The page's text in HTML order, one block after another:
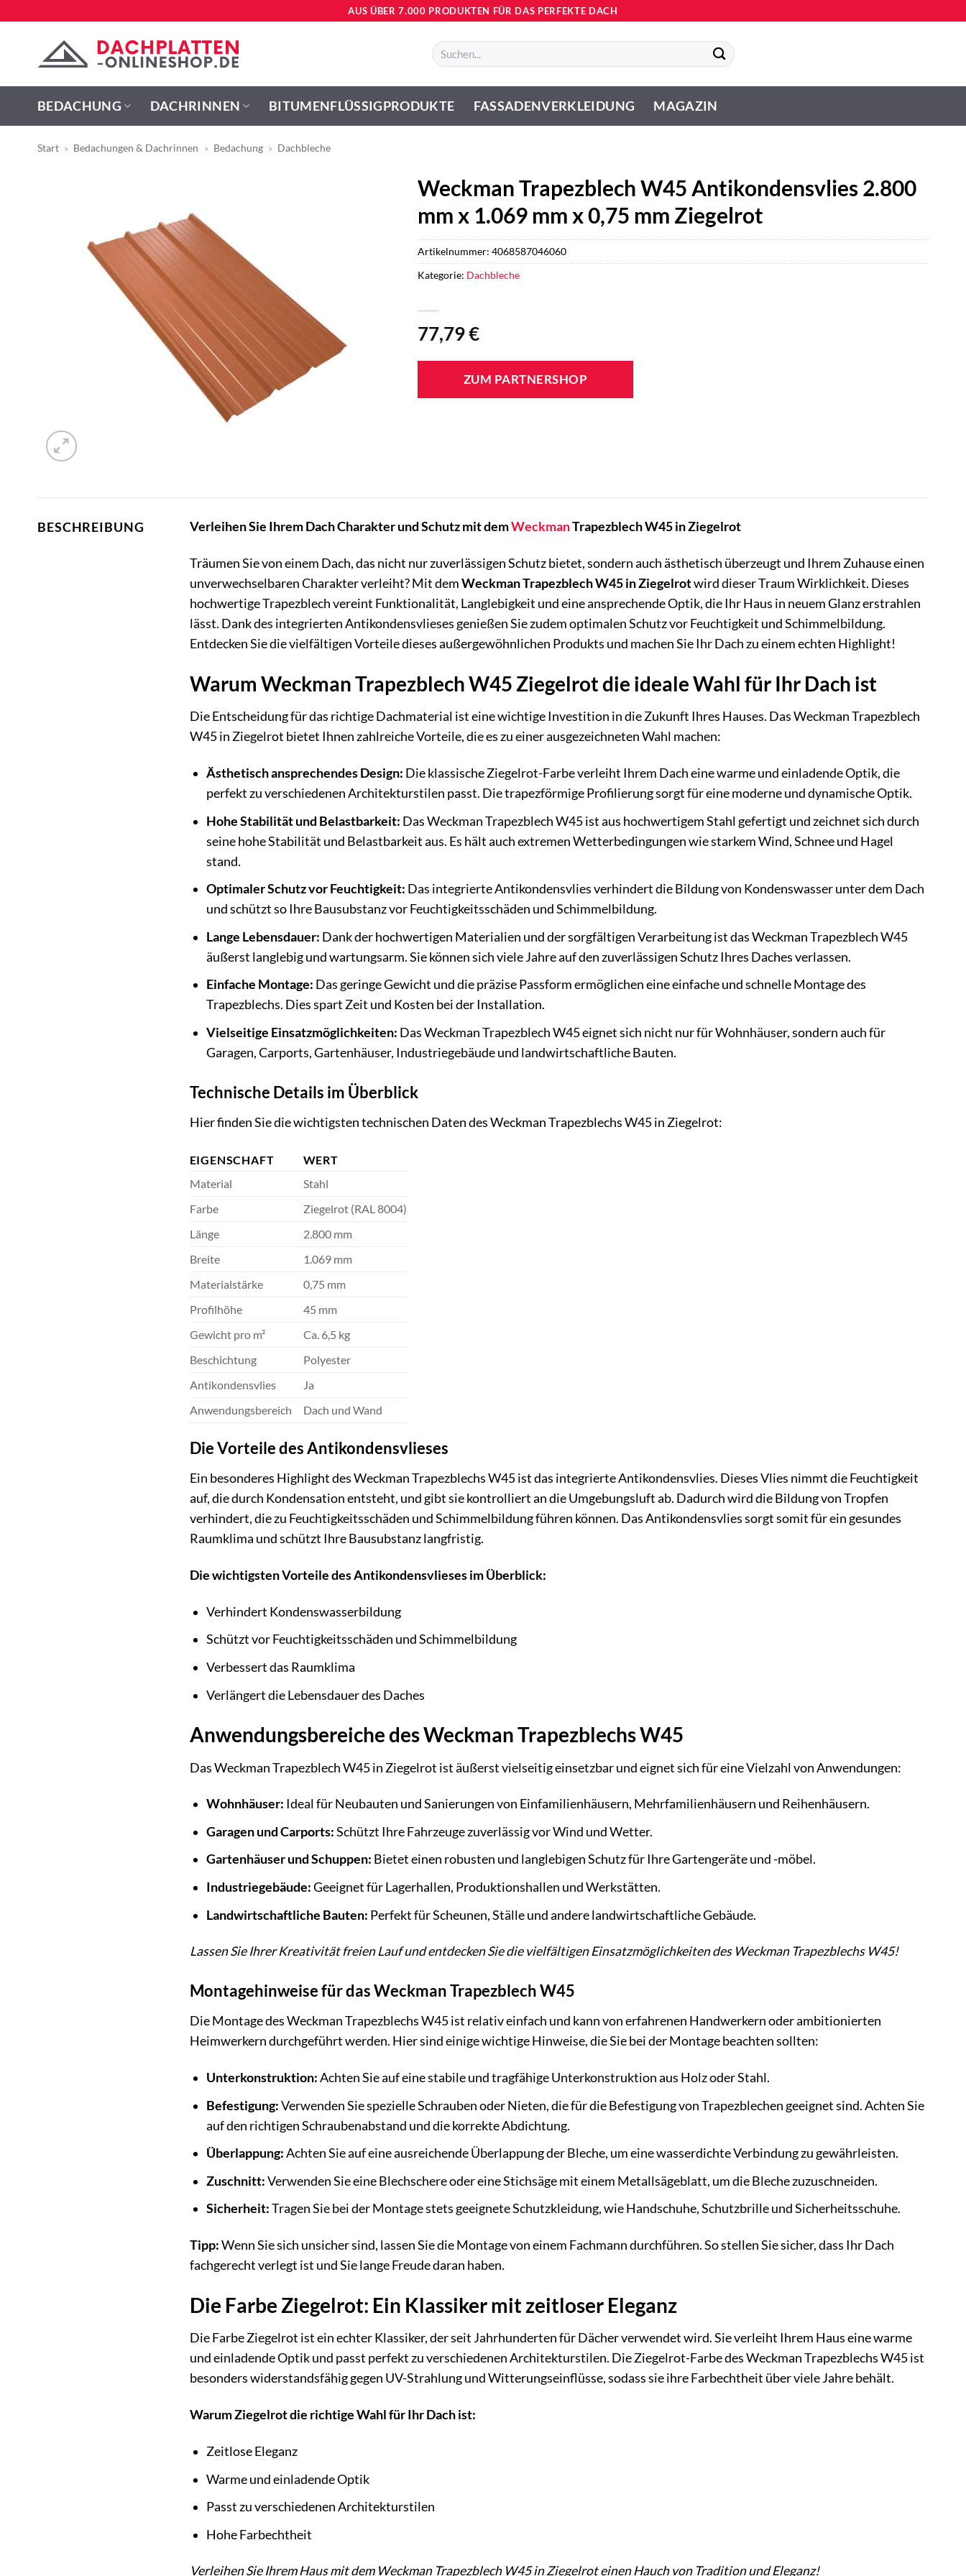
AUS ÜBER 7.000 PRODUKTEN FÜR DAS PERFEKTE DACH
Suchen
nach:
BEDACHUNG DACHRINNEN BITUMENFLÜSSIGPRODUKTE FASSADENVERKLEIDUNG MAGAZIN
Start » Bedachungen & Dachrinnen » Bedachung » Dachbleche
Weckman Trapezblech W45 Antikondensvlies 2.800
mm x 1.069 mm x 0,75 mm Ziegelrot
77,79€
ZUM PARTNERSHOP
Artikelnummer:4068587046060
Kategorie: Dachbleche
BESCHREIBUNG Verleihen Sie Ihrem Dach Charakter und Schutz mit demWeckmanTrapezblech W45 in Ziegelrot
Träumen Sie von einem Dach, das nicht nur zuverlässigen Schutz bietet, sondern auch ästhetisch überzeugt und Ihrem Zuhause einen
unverwechselbaren Charakter verleiht? Mit demWeckman Trapezblech W45 in Ziegelrotwird dieser Traum Wirklichkeit. Dieses
hochwertige Trapezblech vereint Funktionalität, Langlebigkeit und eine ansprechende Optik, die Ihr Haus in neuem Glanz erstrahlen
lässt. Dank des integrierten Antikondensvlieses genießen Sie zudem optimalen Schutz vor Feuchtigkeit und Schimmelbildung.
Entdecken Sie die vielfältigen Vorteile dieses außergewöhnlichen Produkts und machen Sie Ihr Dach zu einem echten Highlight!
Warum Weckman Trapezblech W45 Ziegelrot die ideale Wahl für Ihr Dach ist
Die Entscheidung für das richtige Dachmaterial ist eine wichtige Investition in die Zukunft Ihres Hauses. Das Weckman Trapezblech
W45 in Ziegelrot bietet Ihnen zahlreiche Vorteile, die es zu einer ausgezeichneten Wahl machen:
Ästhetisch ansprechendes Design: Die klassische Ziegelrot-Farbe verleiht Ihrem Dach eine warme und einladende Optik, die
perfekt zu verschiedenen Architekturstilen passt. Die trapezförmige Profilierung sorgt für eine moderne und dynamische Optik.
Hohe Stabilität und Belastbarkeit: Das Weckman Trapezblech W45 ist aus hochwertigem Stahl gefertigt und zeichnet sich durch
seine hohe Stabilität und Belastbarkeit aus. Es hält auch extremen Wetterbedingungen wie starkem Wind, Schnee und Hagel
stand.
Optimaler Schutz vor Feuchtigkeit: Das integrierte Antikondensvlies verhindert die Bildung von Kondenswasser unter dem Dach
und schützt so Ihre Bausubstanz vor Feuchtigkeitsschäden und Schimmelbildung.
Lange Lebensdauer: Dank der hochwertigen Materialien und der sorgfältigen Verarbeitung ist das Weckman Trapezblech W45
äußerst langlebig und wartungsarm. Sie können sich viele Jahre auf den zuverlässigen Schutz Ihres Daches verlassen.
Einfache Montage: Das geringe Gewicht und die präzise Passform ermöglichen eine einfache und schnelle Montage des
Trapezblechs. Dies spart Zeit und Kosten bei der Installation.
Vielseitige Einsatzmöglichkeiten: Das Weckman Trapezblech W45 eignet sich nicht nur für Wohnhäuser, sondern auch für
Garagen, Carports, Gartenhäuser, Industriegebäude und landwirtschaftliche Bauten.
Technische Details im Überblick
Hier finden Sie die wichtigsten technischen Daten des Weckman Trapezblechs W45 in Ziegelrot:
EIGENSCHAFT
WERT
Material
Stahl
Farbe
Ziegelrot (RAL 8004)
Länge
2.800 mm
Breite
1.069 mm
Materialstärke
0,75 mm
Profilhöhe
45 mm
Gewicht pro m²
Ca. 6,5 kg
Beschichtung
Polyester
Antikondensvlies
Ja
Anwendungsbereich
Dach und Wand
Die Vorteile des Antikondensvlieses
Ein besonderes Highlight des Weckman Trapezblechs W45 ist das integrierte Antikondensvlies. Dieses Vlies nimmt die Feuchtigkeit
auf, die durch Kondensation entsteht, und gibt sie kontrolliert an die Umgebungsluft ab. Dadurch wird die Bildung von Tropfen
verhindert, die zu Feuchtigkeitsschäden und Schimmelbildung führen können. Das Antikondensvlies sorgt somit für ein gesundes
Raumklima und schützt Ihre Bausubstanz langfristig.
Die wichtigsten Vorteile des Antikondensvlieses im Überblick:
Verhindert Kondenswasserbildung
Schützt vor Feuchtigkeitsschäden und Schimmelbildung
Verbessert das Raumklima
Verlängert die Lebensdauer des Daches
Anwendungsbereiche des Weckman Trapezblechs W45
Das Weckman Trapezblech W45 in Ziegelrot ist äußerst vielseitig einsetzbar und eignet sich für eine Vielzahl von Anwendungen:
Wohnhäuser: Ideal für Neubauten und Sanierungen von Einfamilienhäusern, Mehrfamilienhäusern und Reihenhäusern.
Garagen und Carports:Schützt Ihre Fahrzeuge zuverlässig vor Wind und Wetter.
Gartenhäuser und Schuppen: Bietet einen robusten und langlebigen Schutz für Ihre Gartengeräte und -möbel.
Industriegebäude:Geeignet für Lagerhallen, Produktionshallen und Werkstätten.
Landwirtschaftliche Bauten: Perfekt für Scheunen, Ställe und andere landwirtschaftliche Gebäude.
Lassen Sie Ihrer Kreativität freien Lauf und entdecken Sie die vielfältigen Einsatzmöglichkeiten des Weckman Trapezblechs W45!
Montagehinweise für das Weckman Trapezblech W45
Die Montage des Weckman Trapezblechs W45 ist relativ einfach und kann von erfahrenen Handwerkern oder ambitionierten
Heimwerkern durchgeführt werden. Hier sind einige wichtige Hinweise, die Sie bei der Montage beachten sollten:
Unterkonstruktion:Achten Sie auf eine stabile und tragfähige Unterkonstruktion aus Holz oder Stahl.
Befestigung:Verwenden Sie spezielle Schrauben oder Nieten, die für die Befestigung von Trapezblechen geeignet sind. Achten Sie
auf den richtigen Schraubenabstand und die korrekte Abdichtung.
Überlappung:Achten Sie auf eine ausreichende Überlappung der Bleche, um eine wasserdichte Verbindung zu gewährleisten.
Zuschnitt:Verwenden Sie eine Blechschere oder eine Stichsäge mit einem Metallsägeblatt, um die Bleche zuzuschneiden.
Sicherheit:Tragen Sie bei der Montage stets geeignete Schutzkleidung, wie Handschuhe, Schutzbrille und Sicherheitsschuhe.
Tipp:Wenn Sie sich unsicher sind, lassen Sie die Montage von einem Fachmann durchführen. So stellen Sie sicher, dass Ihr Dach
fachgerecht verlegt ist und Sie lange Freude daran haben.
Die Farbe Ziegelrot: Ein Klassiker mit zeitloser Eleganz
Die Farbe Ziegelrot ist ein echter Klassiker, der seit Jahrhunderten für Dächer verwendet wird. Sie verleiht Ihrem Haus eine warme
und einladende Optik und passt perfekt zu verschiedenen Architekturstilen. Die Ziegelrot-Farbe des Weckman Trapezblechs W45 ist
besonders widerstandsfähig gegen UV-Strahlung und Witterungseinflüsse, sodass sie ihre Farbechtheit über viele Jahre behält.
Warum Ziegelrot die richtige Wahl für Ihr Dach ist:
Zeitlose Eleganz
Warme und einladende Optik
Passt zu verschiedenen Architekturstilen
Hohe Farbechtheit
Verleihen Sie Ihrem Haus mit dem Weckman Trapezblech W45 in Ziegelrot einen Hauch von Tradition und Eleganz!